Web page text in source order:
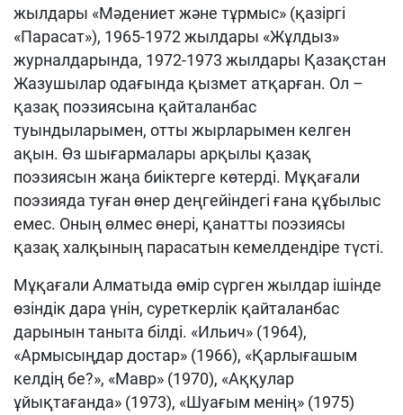
жылдары «Мәдениет және тұрмыс» (қазіргі
«Парасат»), 1965-1972 жылдары «Жұлдыз»
журналдарында, 1972-1973 жылдары Қазақстан
Жазушылар одағында қызмет атқарған. Ол –
қазақ поэзиясына қайталанбас
туындыларымен, отты жырларымен келген
ақын. Өз шығармалары арқылы қазақ
поэзиясын жаңа биіктерге көтерді. Мұқағали
поэзияда туған өнер деңгейіндегі ғана құбылыс
емес. Оның өлмес өнері, қанатты поэзиясы
қазақ халқының парасатын кемелдендіре түсті.
Мұқағали Алматыда өмір сүрген жылдар ішінде
өзіндік дара үнін, суреткерлік қайталанбас
дарынын таныта білді. «Ильич» (1964),
«Армысыңдар достар» (1966), «Қарлығашым
келдің бе?», «Мавр» (1970), «Аққулар
ұйықтағанда» (1973), «Шуағым менің» (1975)